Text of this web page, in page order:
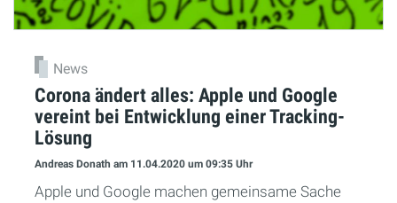
News
Corona ändert alles: Apple und Google
vereint bei Entwicklung einer Tracking-
Lösung
Andreas Donath am 11.04.2020 um 09:35 Uhr
Apple und Google machen gemeinsame Sache